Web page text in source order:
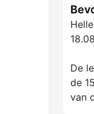
De
de
van